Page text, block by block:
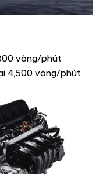
vòng/phút
4,500 vòng/phút